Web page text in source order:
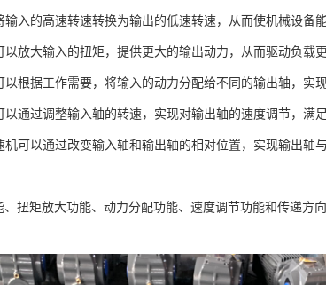
入的高速转速转换为输出的低速转速，从而使机械设备
放大输入的扭矩，提供更大的输出动力，从而驱动负载更
根据工作需要，将输入的动力分配给不同的输出轴，实
通过调整输入轴的转速，实现对输出轴的速度调节，满
机可以通过改变输入轴和输出轴的相对位置，实现输出轴
扭矩放大功能、动力分配功能、速度调节功能和传递方